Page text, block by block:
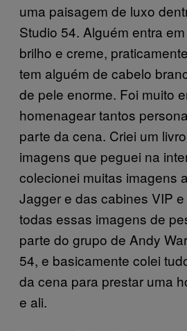
uma paisagem de luxo
Studio 54. Alguém entra
brilho e creme,
tem alguém de cabelo
de pele enorme. Foi muito
homenagear tantos
parte da cena. Criei um
imagens que peguei na
colecionei muitas imagens
Jagger e das cabines VIP
todas essas imagens de
parte do grupo de Andy
54, e basicamente colei
da cena para prestar uma
e ali.